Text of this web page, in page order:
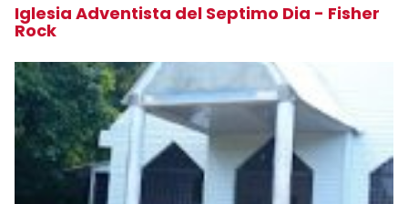
Iglesia Adventista del Septimo Dia - Fisher
Rock